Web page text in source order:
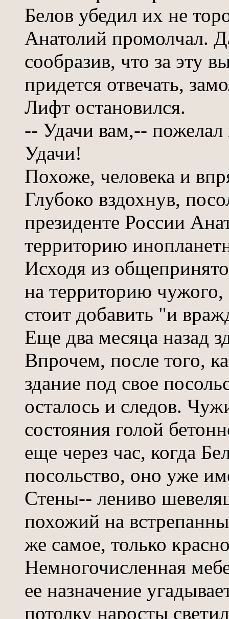
Белов убедил их не
Анатолий промолчал.
сообразив, что за эту
придется отвечать,
Лифт остановился.
-- Удачи вам,--
Удачи!
Похоже, человека и
Глубоко вздохнув,
президенте России
территорию
Исходя из
на территорию чужого,
стоит добавить "и
Еще два месяца назад
Впрочем, после того,
здание под свое
осталось и следов.
состояния голой
еще через час, когда
посольство, оно уже
Стены-- лениво
похожий на
же самое, только
Немногочисленная
ее назначение
потолку наросты